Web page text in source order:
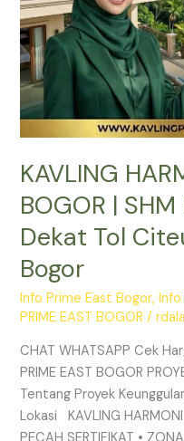
KAVLING
BOGOR |
Dekat Tol
Bogor
Info Prime East Bogor,Info
PRIME EAST BOGOR /
CHAT WHATSAPP Cek
PRIME EAST BOGOR
Tentang Proyek
Lokasi KAVLING
Tol
Citeureup
–
Puncak
2